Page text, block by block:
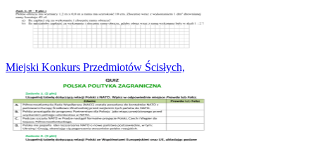
Miejski Konkurs Przedmiotów Ścisłych,